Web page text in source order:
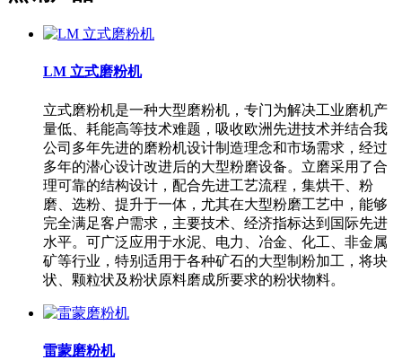
LM 立式磨粉机
立式磨粉机是一种大型磨粉机，专门为解决工业磨机产
量低、耗能高等技术难题，吸收欧洲先进技术并结合我
公司多年先进的磨粉机设计制造理念和市场需求，经过
多年的潜心设计改进后的大型粉磨设备。立磨采用了合
理可靠的结构设计，配合先进工艺流程，集烘干、粉
磨、选粉、提升于一体，尤其在大型粉磨工艺中，能够
完全满足客户需求，主要技术、经济指标达到国际先进
水平。可广泛应用于水泥、电力、冶金、化工、非金属
矿等行业，特别适用于各种矿石的大型制粉加工，将块
状、颗粒状及粉状原料磨成所要求的粉状物料。
雷蒙磨粉机